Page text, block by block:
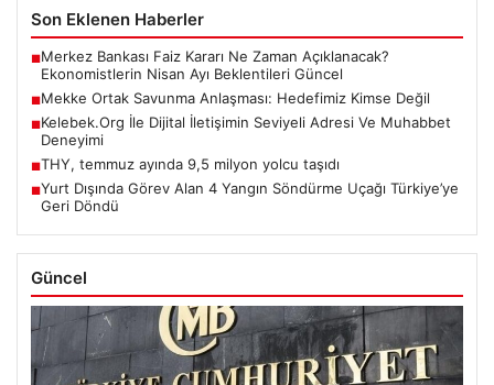
Son Eklenen Haberler
■Merkez Bankası Faiz Kararı Ne Zaman Açıklanacak?
Ekonomistlerin Nisan Ayı Beklentileri Güncel
■Mekke Ortak Savunma Anlaşması: Hedefimiz Kimse Değil
■Kelebek.Org İle Dijital İletişimin Seviyeli Adresi Ve Muhabbet
Deneyimi
■THY, temmuz ayında 9,5 milyon yolcu taşıdı
■Yurt Dışında Görev Alan 4 Yangın Söndürme Uçağı Türkiye’ye
Geri Döndü
Güncel